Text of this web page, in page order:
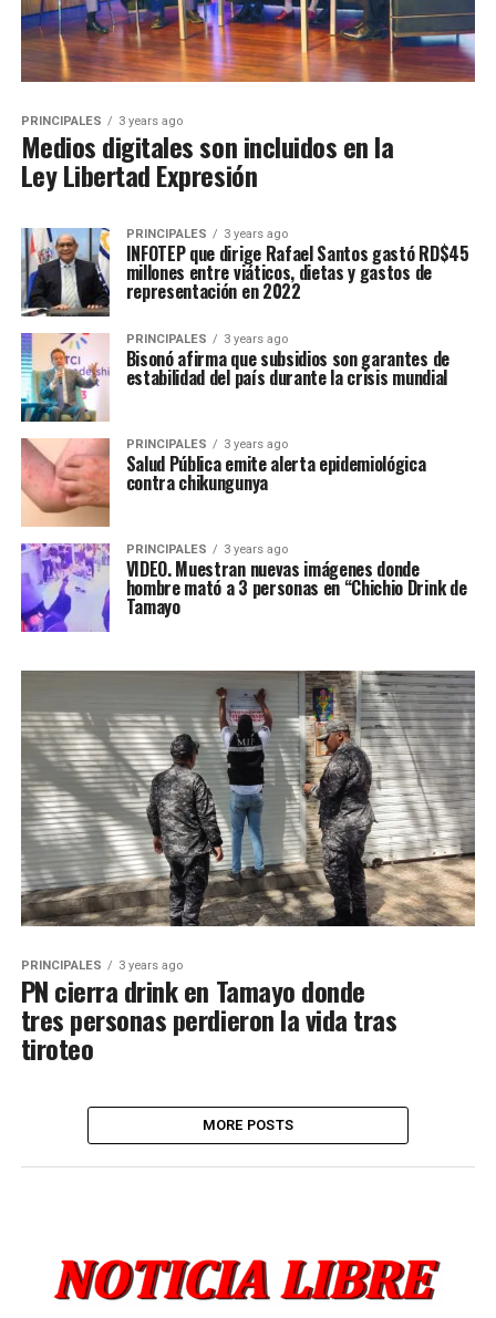
PRINCIPALES 3 years ago
Medios digitales son incluidos en la
Ley Libertad Expresión
PRINCIPALES 3 years ago
INFOTEP que dirige Rafael Santos gastó RD$45
millones entre viáticos, dietas y gastos de
representación en 2022
PRINCIPALES 3 years ago
Bisonó afirma que subsidios son garantes de
estabilidad del país durante la crisis mundial
PRINCIPALES 3 years ago
Salud Pública emite alerta epidemiológica
contra chikungunya
PRINCIPALES 3 years ago
VIDEO. Muestran nuevas imágenes donde
hombre mató a 3 personas en “Chichio Drink de
Tamayo
PRINCIPALES 3 years ago
PN cierra drink en Tamayo donde
tres personas perdieron la vida tras
tiroteo
MORE POSTS